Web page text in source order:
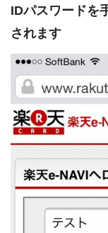
IDパスワードを
されます